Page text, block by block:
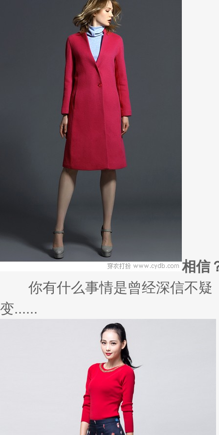
相信
你有什么事情是曾经深信不疑
变......